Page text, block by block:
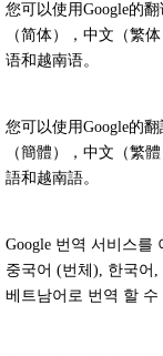
您可以使用Google的
（简体），中文（繁
语和越南语。
您可以使用Google的
（簡體），中文（繁
語和越南語。
Google 번역 서비스를
중국어 (번체), 한국어
베트남어로 번역 할 수